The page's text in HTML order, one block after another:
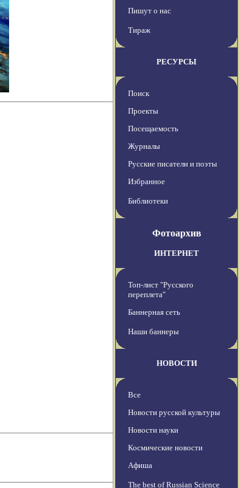
Пишут о нас
Тираж
РЕСУРСЫ
Поиск
Проекты
Посещаемость
Журналы
Русские писатели и поэты
Избранное
Библиотеки
Фотоархив
ИНТЕРНЕТ
Топ-лист "Русского
переплета"
Баннерная сеть
Наши баннеры
НОВОСТИ
Все
Новости русской культуры
Новости науки
Космические новости
Афиша
The best of Russian Science